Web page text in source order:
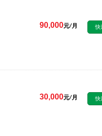
90,000元/月 快
30,000元/月 快